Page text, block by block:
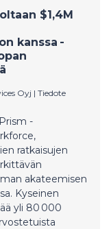
Arvioi
kiireellisyyden
tekee
$1,4M
kanssa -
Oyj | Tiedote
-
ratkaisujen
akateemisen
Kyseinen
yli 80 000